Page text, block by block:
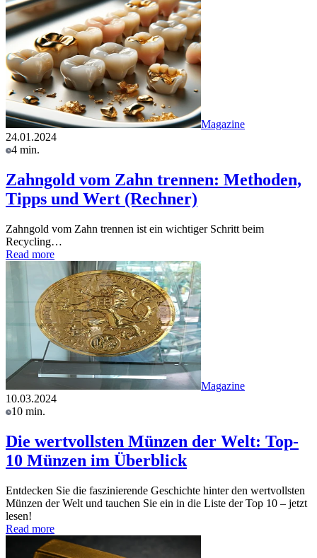
Magazine
24.01.2024
4 min.
Zahngold vom Zahn trennen: Methoden,
Tipps und Wert (Rechner)
Zahngold vom Zahn trennen ist ein wichtiger Schritt beim
Recycling…
Read more
Magazine
10.03.2024
10 min.
Die wertvollsten Münzen der Welt: Top-
10 Münzen im Überblick
Entdecken Sie die faszinierende Geschichte hinter den wertvollsten
Münzen der Welt und tauchen Sie ein in die Liste der Top 10 – jetzt
lesen!
Read more